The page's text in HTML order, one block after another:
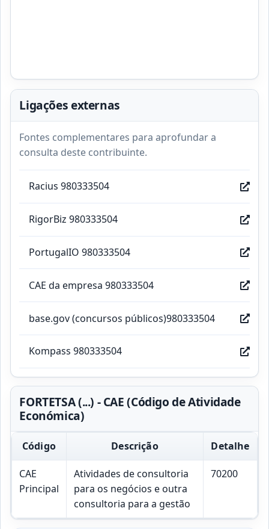
Ligações externas
Fontes complementares para aprofundar a
consulta deste contribuinte.
Racius 980333504
RigorBiz 980333504
PortugalIO 980333504
CAE da empresa 980333504
base.gov (concursos públicos)980333504
Kompass 980333504
FORTETSA (...) - CAE (Código de Atividade
Económica)
Código Descrição Detalhe
CAE
Principal
Atividades de consultoria
para os negócios e outra
consultoria para a gestão
70200